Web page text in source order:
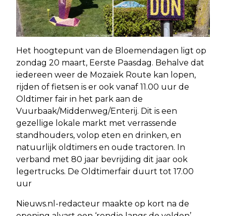
Het hoogtepunt van de Bloemendagen ligt op
zondag 20 maart, Eerste Paasdag. Behalve dat
iedereen weer de Mozaïek Route kan lopen,
rijden of fietsen is er ook vanaf 11.00 uur de
Oldtimer fair in het park aan de
Vuurbaak/Middenweg/Enterij. Dit is een
gezellige lokale markt met verrassende
standhouders, volop eten en drinken, en
natuurlijk oldtimers en oude tractoren. In
verband met 80 jaar bevrijding dit jaar ook
legertrucks. De Oldtimerfair duurt tot 17.00
uur
Nieuws.nl-redacteur maakte op kort na de